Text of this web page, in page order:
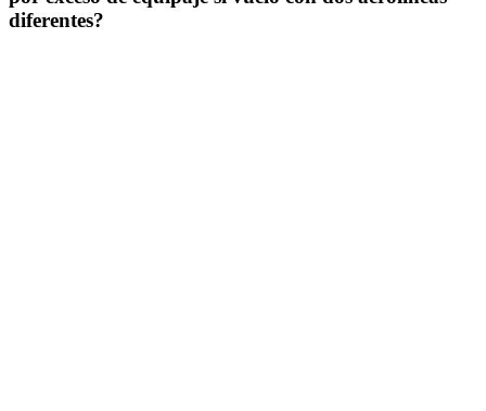
diferentes?